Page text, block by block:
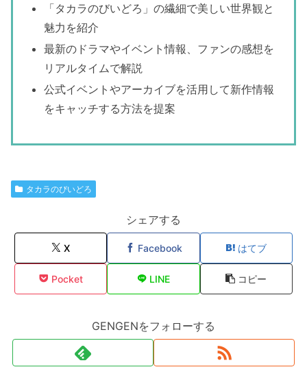
「タカラのびいどろ」の繊細で美しい世界観と
魅力を紹介
最新のドラマやイベント情報、ファンの感想を
リアルタイムで解説
公式イベントやアーカイブを活用して新作情報
をキャッチする方法を提案
タカラのびいどろ
シェアする
X Facebook はてブ
Pocket LINE コピー
GENGENをフォローする